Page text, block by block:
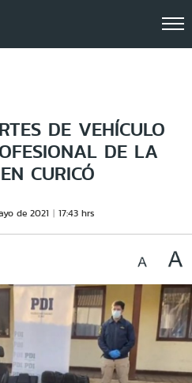
DE VEHÍCULO
DE LA
CURICÓ
de 2021 17:43 hrs